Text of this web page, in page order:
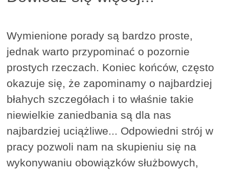
Wymienione porady są bardzo proste,
jednak warto przypominać o pozornie
prostych rzeczach. Koniec końców, często
okazuje się, że zapominamy o najbardziej
błahych szczegółach i to właśnie takie
niewielkie zaniedbania są dla nas
najbardziej uciążliwe... Odpowiedni strój w
pracy pozwoli nam na skupieniu się na
wykonywaniu obowiązków służbowych,